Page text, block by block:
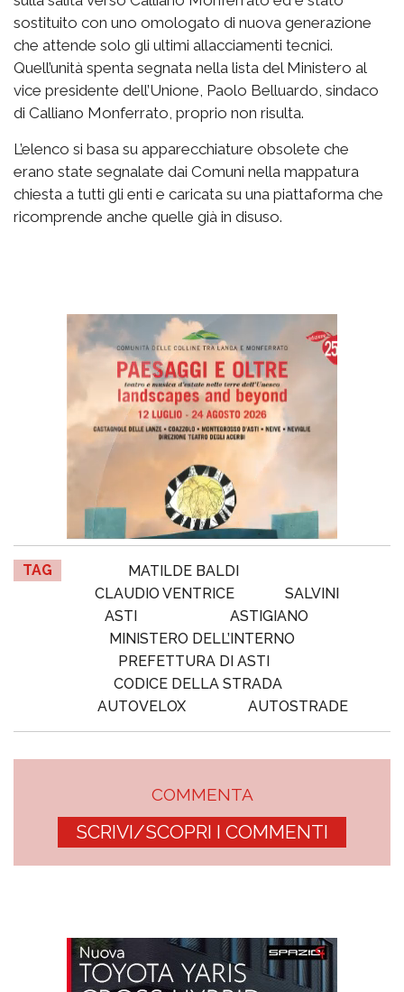
sostituito con uno omologato di nuova generazione
che attende solo gli ultimi allacciamenti tecnici.
Quell’unità spenta segnata nella lista del Ministero al
vice presidente dell’Unione, Paolo Belluardo, sindaco
di Calliano Monferrato, proprio non risulta.
L’elenco si basa su apparecchiature obsolete che
erano state segnalate dai Comuni nella mappatura
chiesta a tutti gli enti e caricata su una piattaforma che
ricomprende anche quelle già in disuso.
TAG
MATILDE BALDI
CLAUDIO VENTRICE
SALVINI
ASTI
ASTIGIANO
MINISTERO DELL’INTERNO
PREFETTURA DI ASTI
CODICE DELLA STRADA
AUTOVELOX
AUTOSTRADE
COMMENTA
SCRIVI/SCOPRI I COMMENTI